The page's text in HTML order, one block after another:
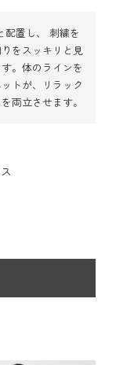
配置し、 刺繍を
をスッキリと見
。 体のラインを
トが、リラック
両立させます。